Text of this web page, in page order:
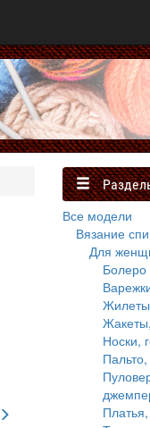
Все модели
Вязание
Для
Болеро
Носки,